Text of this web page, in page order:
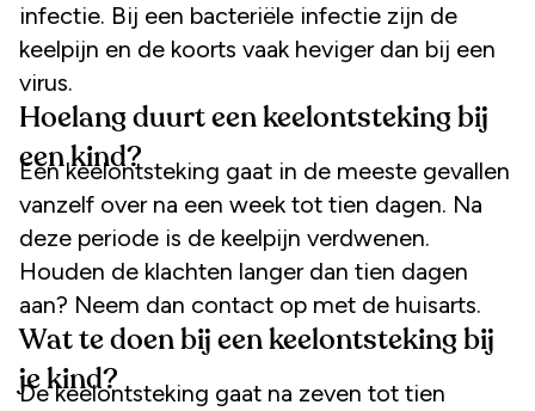
infectie. Bij een bacteriële infectie zijn de
keelpijn en de koorts vaak heviger dan bij een
virus.
Hoelang duurt een keelontsteking bij
een kind?
Een keelontsteking gaat in de meeste gevallen
vanzelf over na een week tot tien dagen. Na
deze periode is de keelpijn verdwenen.
Houden de klachten langer dan tien dagen
aan? Neem dan contact op met de huisarts.
Wat te doen bij een keelontsteking bij
je kind?
De keelontsteking gaat na zeven tot tien